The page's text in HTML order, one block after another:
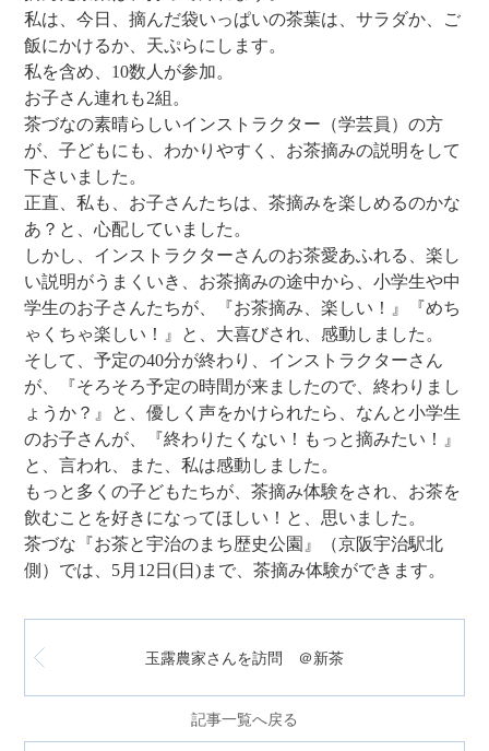
私は、今日、摘んだ袋いっぱいの茶葉は、サラダか、ご
飯にかけるか、天ぷらにします。
私を含め、10数人が参加。
お子さん連れも2組。
茶づなの素晴らしいインストラクター（学芸員）の方
が、子どもにも、わかりやすく、お茶摘みの説明をして
下さいました。
正直、私も、お子さんたちは、茶摘みを楽しめるのかな
あ？と、心配していました。
しかし、インストラクターさんのお茶愛あふれる、楽し
い説明がうまくいき、お茶摘みの途中から、小学生や中
学生のお子さんたちが、『お茶摘み、楽しい！』『めち
ゃくちゃ楽しい！』と、大喜びされ、感動しました。
そして、予定の40分が終わり、インストラクターさん
が、『そろそろ予定の時間が来ましたので、終わりまし
ょうか？』と、優しく声をかけられたら、なんと小学生
のお子さんが、『終わりたくない！もっと摘みたい！』
と、言われ、また、私は感動しました。
もっと多くの子どもたちが、茶摘み体験をされ、お茶を
飲むことを好きになってほしい！と、思いました。
茶づな『お茶と宇治のまち歴史公園』（京阪宇治駅北
側）では、5月12日(日)まで、茶摘み体験ができます。
玉露農家さんを訪問 ＠新茶
記事一覧へ戻る